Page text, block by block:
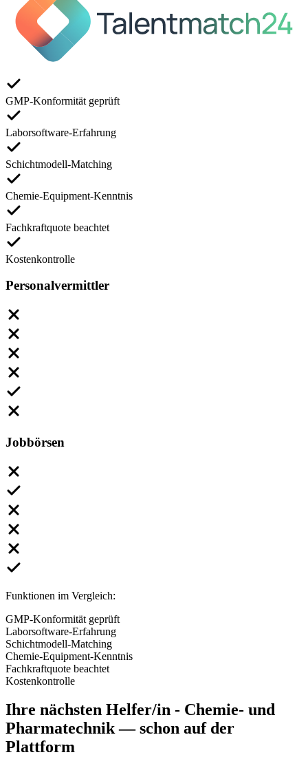
GMP-Konformität geprüft
Laborsoftware-Erfahrung
Schichtmodell-Matching
Chemie-Equipment-Kenntnis
Fachkraftquote beachtet
Kostenkontrolle
Personalvermittler
Jobbörsen
Funktionen im Vergleich:
GMP-Konformität geprüft
Laborsoftware-Erfahrung
Schichtmodell-Matching
Chemie-Equipment-Kenntnis
Fachkraftquote beachtet
Kostenkontrolle
Ihre nächsten Helfer/in - Chemie- und
Pharmatechnik— schon auf der
Plattform